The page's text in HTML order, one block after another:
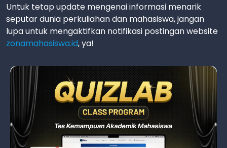
Untuk tetap update mengenai informasi menarik
seputar dunia perkuliahan dan mahasiswa, jangan
lupa untuk mengaktifkan notifikasi postingan website
zonamahasiswa.id, ya!